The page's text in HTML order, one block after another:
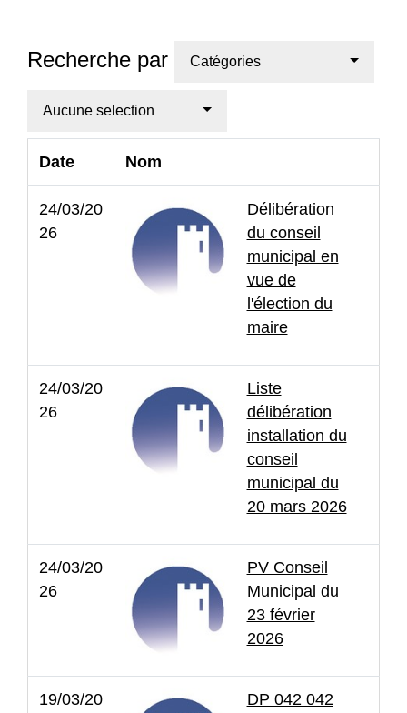
Recherche par Catégories
Aucune selection
Date Nom
24/03/20
26
Délibération
du conseil
municipal en
vue de
l'élection du
maire
24/03/20
26
Liste
délibération
installation du
conseil
municipal du
20 mars 2026
24/03/20
26
PV Conseil
Municipal du
23 février
2026
19/03/20 DP 042 042